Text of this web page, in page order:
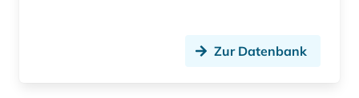
dänemark (7)
Zur Datenbank